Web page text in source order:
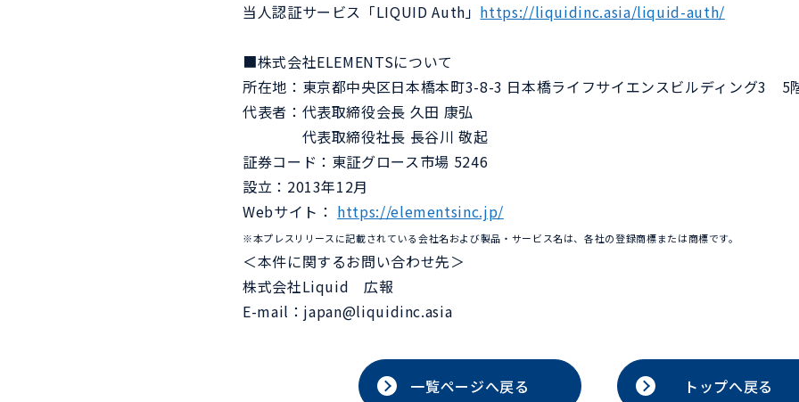
当人認証サービス「LIQUID Auth」 https://liquidinc.asia/liquid-auth/
■株式会社ELEMENTSについて
所在地：東京都中央区日本橋本町3-8-3 日本橋ライフサイエンスビルディング3 5
代表者：代表取締役会長 久田 康弘
代表取締役社長 長谷川 敬起
証券コード：東証グロース市場 5246
設立：2013年12月
Webサイト： https://elementsinc.jp/
※本プレスリリースに記載されている会社名および製品・サービス名は、各社の登録商標または商標です。
＜本件に関するお問い合わせ先＞
株式会社Liquid 広報
E-mail：japan@liquidinc.asia
一覧ページへ戻る トップへ戻る